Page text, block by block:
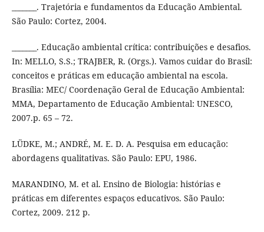
_______. Trajetória e fundamentos da Educação Ambiental.
São Paulo: Cortez, 2004.
_______. Educação ambiental crítica: contribuições e desafios.
In: MELLO, S.S.; TRAJBER, R. (Orgs.). Vamos cuidar do Brasil:
conceitos e práticas em educação ambiental na escola.
Brasília: MEC/ Coordenação Geral de Educação Ambiental:
MMA, Departamento de Educação Ambiental: UNESCO,
2007.p. 65 – 72.
LÜDKE, M.; ANDRÉ, M. E. D. A. Pesquisa em educação:
abordagens qualitativas. São Paulo: EPU, 1986.
MARANDINO, M. et al. Ensino de Biologia: histórias e
práticas em diferentes espaços educativos. São Paulo:
Cortez, 2009. 212 p.